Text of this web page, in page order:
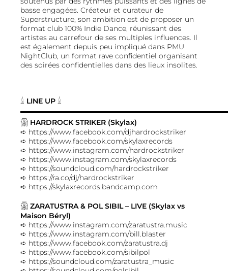
basse engagées. Créateur et curateur de
Superstructure, son ambition est de proposer un
format club 100% Indie Dance, réunissant des
artistes au carrefour de ses multiples influences. Il
est également depuis peu impliqué dans PMU
NightClub, un format rave confidentiel organisant
des soirées confidentielles dans des lieux insolites.
𓏙 LINE UP 𓏙
𓋍 HARDROCK STRIKER (Skylax)
➪ https://www.facebook.com/djhardrockstriker
➪ https://www.facebook.com/skylaxrecords
➪ https://www.instagram.com/hardrockstriker
➪ https://www.instagram.com/skylaxrecords
➪ https://soundcloud.com/hardrockstriker
➪ https://ra.co/dj/hardrockstriker
➪ https://skylaxrecords.bandcamp.com
𓋍 ZARATUSTRA & POL SIBIL – LIVE (Skylax vs
Maison Béryl)
➪ https://www.instagram.com/zaratustra.music
➪ https://www.instagram.com/bill.blaster
➪ https://www.facebook.com/zaratustra.dj
➪ https://www.facebook.com/sibilpol
➪ https://soundcloud.com/zaratustra_music